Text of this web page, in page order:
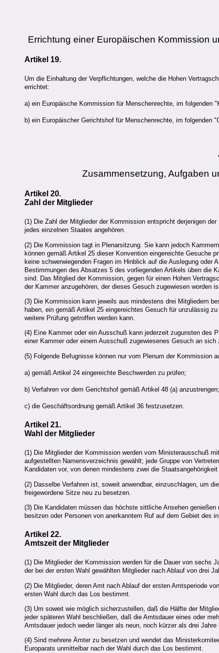
Errichtung einer Europäischen Kommission
Artikel 19.
Um die Einhaltung der Verpflichtungen, welche die Hohen
errichtet:
a) ein Europäische Kommission für Menschenrechte, im folgenden
b) ein Europäischer Gerichtshof für Menschenrechte, im folgenden
Zusammensetzung, Aufgaben
Artikel 20.
Zahl der Mitglieder
(1) Die Zahl der Mitglieder der Kommission entspricht derjenigen
jedes einzelnen Staates angehören.
(2) Die Kommission tagt in Plenarsitzung. Sie kann jedoch
können gemäß Artikel 25 dieser Konvention eingereichte Gesuche
keine schwerwiegenden Fragen im Hinblick auf die Auslegung oder
Bestimmungen des Absatzes 5 des vorliegenden Artikels üben die
sind. Das Mitglied der Kommission, gegen für einen Hohen
der Kammer anzugehören, der dieses Gesuch zugewiesen worden
(3) Die Kommission kann jeweils aus mindestens drei Mitgliedern
haben, ein gemäß Artikel 25 eingereichtes Gesuch für unzulässig
weitere Prüfung getroffen werden kann.
(4) Eine Kammer oder ein Ausschuß kann jederzeit zugunsten des
einer Kammer oder einem Ausschuß zugewiesenes Gesuch an sich
(5) Folgende Befugnisse können nur vom Plenum der Kommission
a) gemäß Artikel 24 eingereichte Beschwerden zu prüfen;
b) Verfahren vor dem Gerichtshof gemäß Artikel 48 (a) anzustrengen;
c) die Geschäftsordnung gemäß Artikel 36 festzusetzen.
Artikel 21.
Wahl der Mitglieder
(1) Die Mitglieder der Kommission werden vom Ministerausschuß
aufgestellten Namensverzeichnis gewählt; jede Gruppe von
Kandidaten vor, von denen mindestens zwei die
(2) Dasselbe Verfahren ist, soweit anwendbar, einzuschlagen, um
freigewordene Sitze neu zu besetzen.
(3) Die Kandidaten müssen das höchste sittliche Ansehen
besitzen oder Personen von anerkanntem Ruf auf dem Gebiet des
Artikel 22.
Amtszeit der Mitglieder
(1) Die Mitglieder der Kommission werden für die Dauer von sechs
der bei der ersten Wahl gewählten Mitglieder nach Ablauf von drei
(2) Die Mitglieder, deren Amt nach Ablauf der ersten Amtsperiode
ersten Wahl durch das Los bestimmt.
(3) Um soweit wie möglich sicherzustellen, daß die Hälfte der
jeder späteren Wahl beschließen, daß die Amtsdauer eines oder
Amtsdauer jedoch weder länger als neun, noch kürzer als drei Jahre
(4) Sind mehrere Ämter zu besetzen und wendet das
Europarats unmittelbar nach der Wahl durch das Los bestimmt.